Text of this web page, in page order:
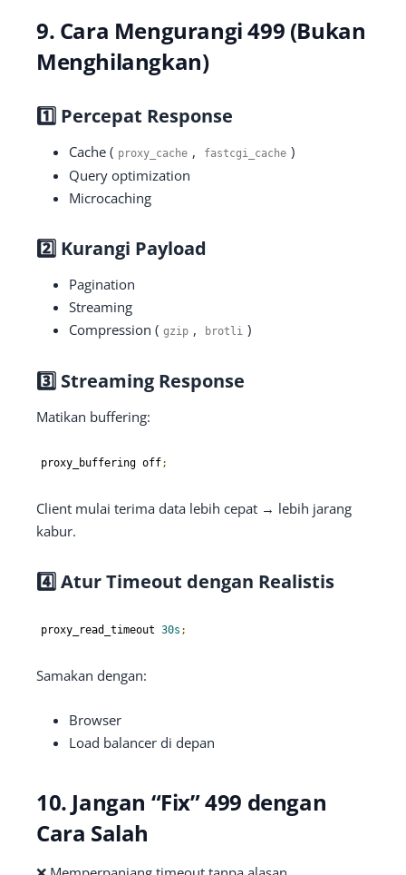
9. Cara Mengurangi 499 (Bukan
Menghilangkan)
1️⃣ Percepat Response
Cache ( proxy_cache , fastcgi_cache )
Query optimization
Microcaching
2️⃣ Kurangi Payload
Pagination
Streaming
Compression ( gzip , brotli )
3️⃣ Streaming Response
Matikan buffering:
proxy_buffering off;
Client mulai terima data lebih cepat → lebih jarang
kabur.
4️⃣ Atur Timeout dengan Realistis
proxy_read_timeout 30s ;
Samakan dengan:
Browser
Load balancer di depan
10. Jangan “Fix” 499 dengan
Cara Salah